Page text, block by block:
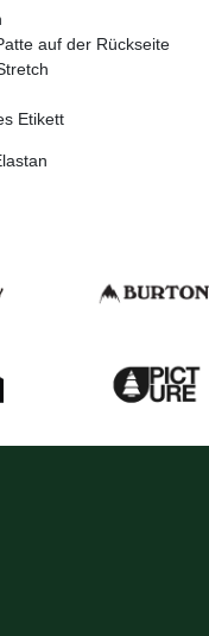
auf der Rückseite
Etikett